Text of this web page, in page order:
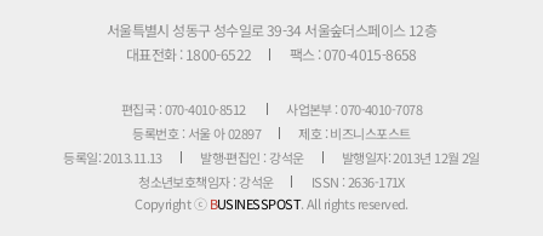
서울특별시 성동구 성수일로 39-34 서울숲더스페이스 12층
대표전화 : 1800-6522
팩스 : 070-4015-8658
편집국 : 070-4010-8512
사업본부 : 070-4010-7078
등록번호 : 서울 아 02897
제호 : 비즈니스포스트
등록일: 2013.11.13
발행·편집인 : 강석운
발행일자: 2013년 12월 2일
청소년보호책임자 : 강석운
ISSN : 2636-171X
Copyright ⓒBUSINESSPOST. All rights reserved.